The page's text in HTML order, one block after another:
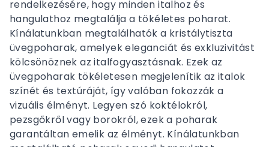
rendelkezésére, hogy minden italhoz és
hangulathoz megtalálja a tökéletes poharat.
Kínálatunkban megtalálhatók a kristálytiszta
üvegpoharak, amelyek eleganciát és exkluzivitást
kölcsönöznek az italfogyasztásnak. Ezek az
üvegpoharak tökéletesen megjelenítik az italok
színét és textúráját, így valóban fokozzák a
vizuális élményt. Legyen szó koktélokról,
pezsgőkről vagy borokról, ezek a poharak
garantáltan emelik az élményt. Kínálatunkban